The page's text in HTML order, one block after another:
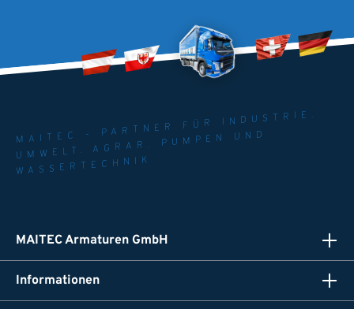
MAITEC - PARTNER FÜR INDUSTRIE.
UMWELT. AGRAR. PUMPEN UND
WASSERTECHNIK
MAITEC Armaturen GmbH
Informationen